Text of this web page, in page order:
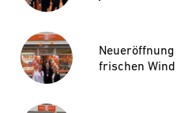
frischen